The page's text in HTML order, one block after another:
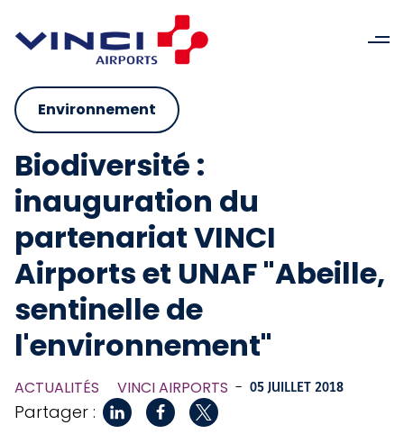
Environnement
Biodiversité :
inauguration du
partenariat VINCI
Airports et UNAF "Abeille,
sentinelle de
l'environnement"
ACTUALITÉS VINCI AIRPORTS - 05 JUILLET 2018
Partager :